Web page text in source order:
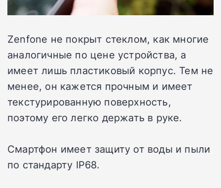
Zenfone не покрыт стеклом, как многие
аналогичные по цене устройства, а
имеет лишь пластиковый корпус. Тем не
менее, он кажется прочным и имеет
текстурированную поверхность,
поэтому его легко держать в руке.
Смартфон имеет защиту от воды и пыли
по стандарту IP68.